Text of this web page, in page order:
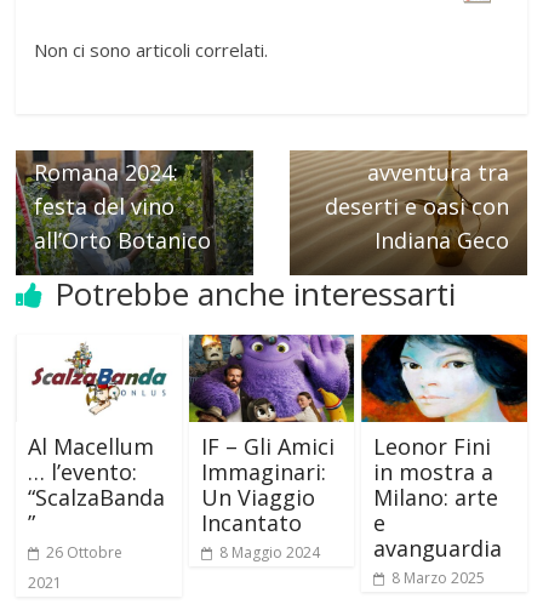
Non ci sono articoli correlati.
Romana 2024:
festa del vino
all’Orto Botanico
avventura tra
deserti e oasi con
Indiana Geco
Potrebbe anche interessarti
Al Macellum
… l’evento:
“ScalzaBanda
”
26 Ottobre
2021
IF – Gli Amici
Immaginari:
Un Viaggio
Incantato
8 Maggio 2024
Leonor Fini
in mostra a
Milano: arte
e
avanguardia
8 Marzo 2025